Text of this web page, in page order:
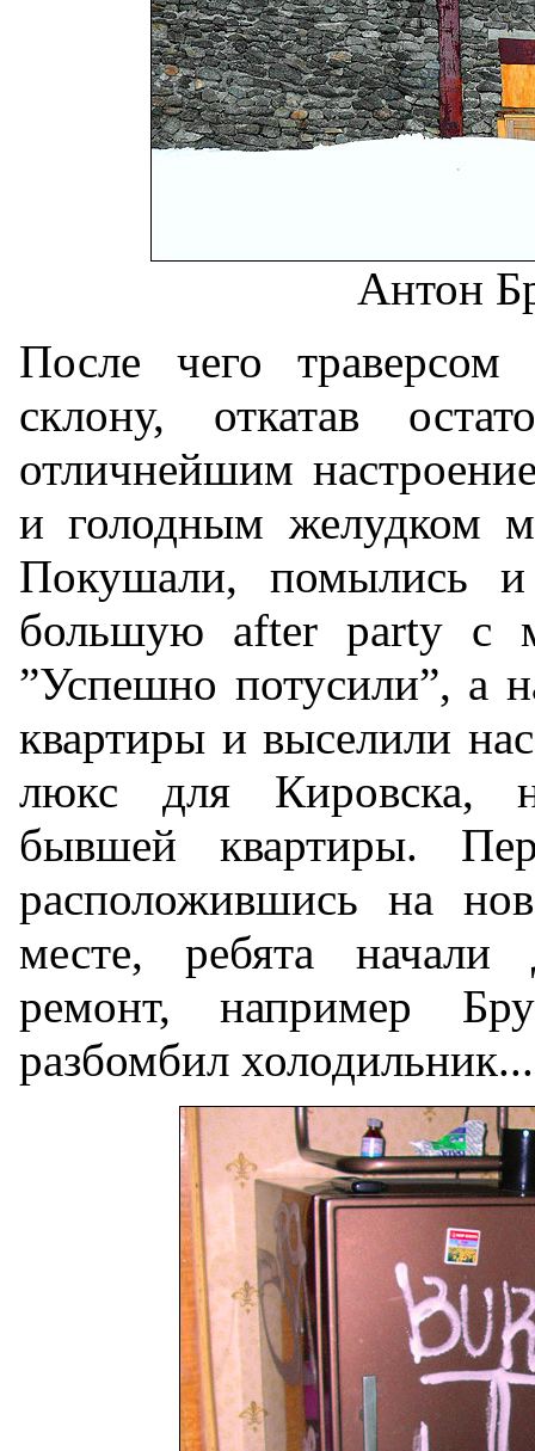
Антон
После чего
склону, откатав
отличнейшим
и голодным желудком
Покушали, помылись
большую after party с
”Успешно потусили”, а
квартиры и выселили
люкс для Кировска,
бывшей квартиры.
расположившись на
месте, ребята начали
ремонт, например
разбомбил холодильник...